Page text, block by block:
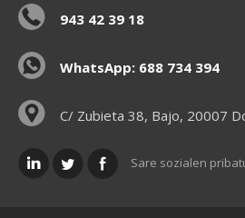
943 42 39 18
WhatsApp: 688 734 394
C/ Zubieta 38, Bajo, 20007
Sare sozialen